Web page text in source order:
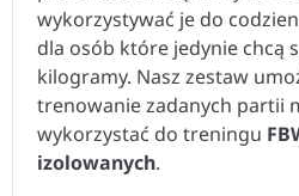
wykorzystywać je do
dla osób które jedynie chcą
kilogramy. Nasz zestaw
trenowanie zadanych partii
wykorzystać do treningu
izolowanych.